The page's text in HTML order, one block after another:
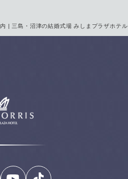
| 三島・沼津の結婚式場 みしまプラザホテル